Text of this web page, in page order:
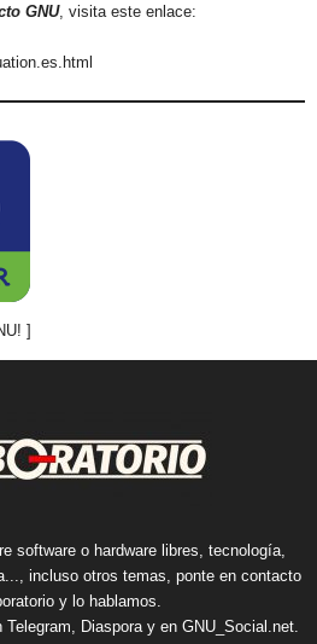
GNU, visita este enlace:
software o hardware libres, tecnología,
incluso otros temas, ponte en contacto
y lo hablamos.
Telegram, Diasporay en GNU_Social.net.